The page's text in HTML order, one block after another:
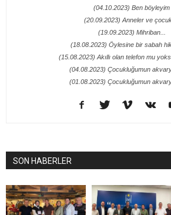
(04.10.2023) Ben böyleyim
(20.09.2023) Anneler ve
(19.09.2023) Mihriban...
(18.08.2023) Öylesine bir sabah
(15.08.2023) Akıllı olan telefon mu
(04.08.2023) Çocukluğumun
(01.08.2023) Çocukluğumun
SON HABERLER